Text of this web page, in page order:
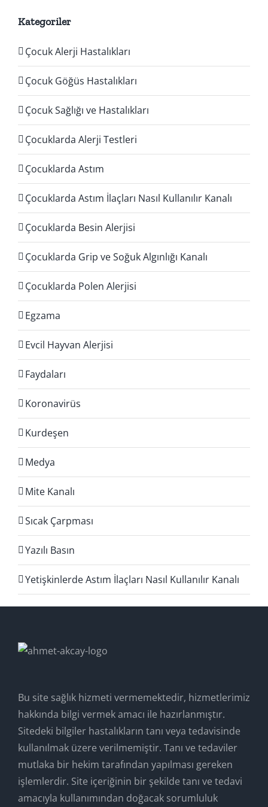
Kategoriler
Çocuk Alerji Hastalıkları
Çocuk Göğüs Hastalıkları
Çocuk Sağlığı ve Hastalıkları
Çocuklarda Alerji Testleri
Çocuklarda Astım
Çocuklarda Astım İlaçları Nasıl Kullanılır Kanalı
Çocuklarda Besin Alerjisi
Çocuklarda Grip ve Soğuk Algınlığı Kanalı
Çocuklarda Polen Alerjisi
Egzama
Evcil Hayvan Alerjisi
Faydaları
Koronavirüs
Kurdeşen
Medya
Mite Kanalı
Sıcak Çarpması
Yazılı Basın
Yetişkinlerde Astım İlaçları Nasıl Kullanılır Kanalı
Bu site sağlık hizmeti vermemektedir, hizmetlerimiz
hakkında bilgi vermek amacı ile hazırlanmıştır.
Sitedeki bilgiler hastalıkların tanı veya tedavisinde
kullanılmak üzere verilmemiştir. Tanı ve tedaviler
mutlaka bir hekim tarafından yapılması gereken
işlemlerdir. Site içeriğinin bir şekilde tanı ve tedavi
amacıyla kullanımından doğacak sorumluluk